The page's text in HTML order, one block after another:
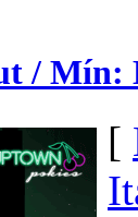
/ Mín:
[